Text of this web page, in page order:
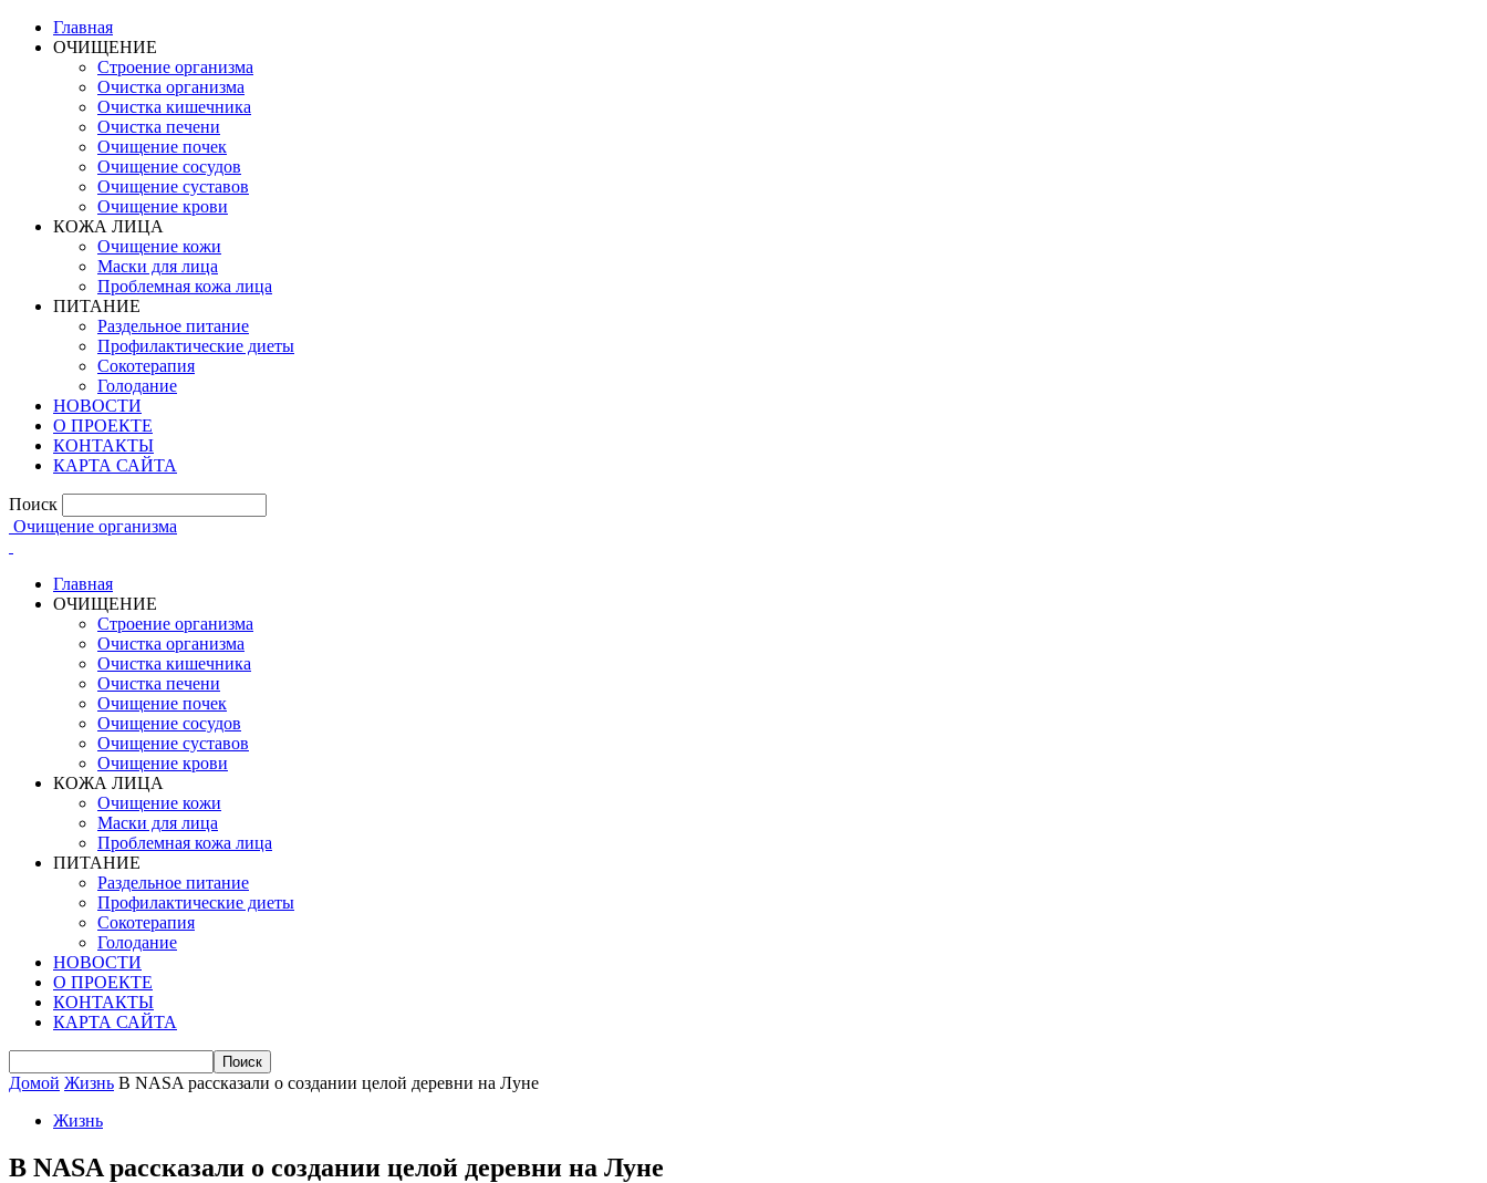
Главная
ОЧИЩЕНИЕ
Строение организма
Очистка организма
Очистка кишечника
Очистка печени
Очищение почек
Очищение сосудов
Очищение суставов
Очищение крови
КОЖА ЛИЦА
Очищение кожи
Маски для лица
Проблемная кожа лица
ПИТАНИЕ
Раздельное питание
Профилактические диеты
Сокотерапия
Голодание
НОВОСТИ
О ПРОЕКТЕ
КОНТАКТЫ
КАРТА САЙТА
Поиск
Очищение организма
Главная
ОЧИЩЕНИЕ
Строение организма
Очистка организма
Очистка кишечника
Очистка печени
Очищение почек
Очищение сосудов
Очищение суставов
Очищение крови
КОЖА ЛИЦА
Очищение кожи
Маски для лица
Проблемная кожа лица
ПИТАНИЕ
Раздельное питание
Профилактические диеты
Сокотерапия
Голодание
НОВОСТИ
О ПРОЕКТЕ
КОНТАКТЫ
КАРТА САЙТА
Домой Жизнь В NASA рассказали о создании целой деревни на Луне
Жизнь
В NASA рассказали о создании целой деревни на Луне